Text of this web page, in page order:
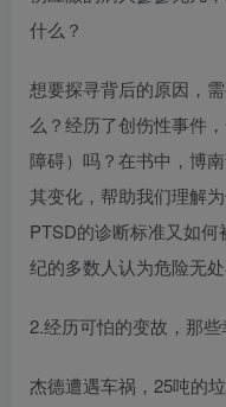
什么？
想要探寻背后的原因，
么？经历了创伤性事件
障碍）吗？在书中，博
其变化，帮助我们理解
PTSD的诊断标准又如
纪的多数人认为危险无
2.经历可怕的变故，那
杰德遭遇车祸，25吨的